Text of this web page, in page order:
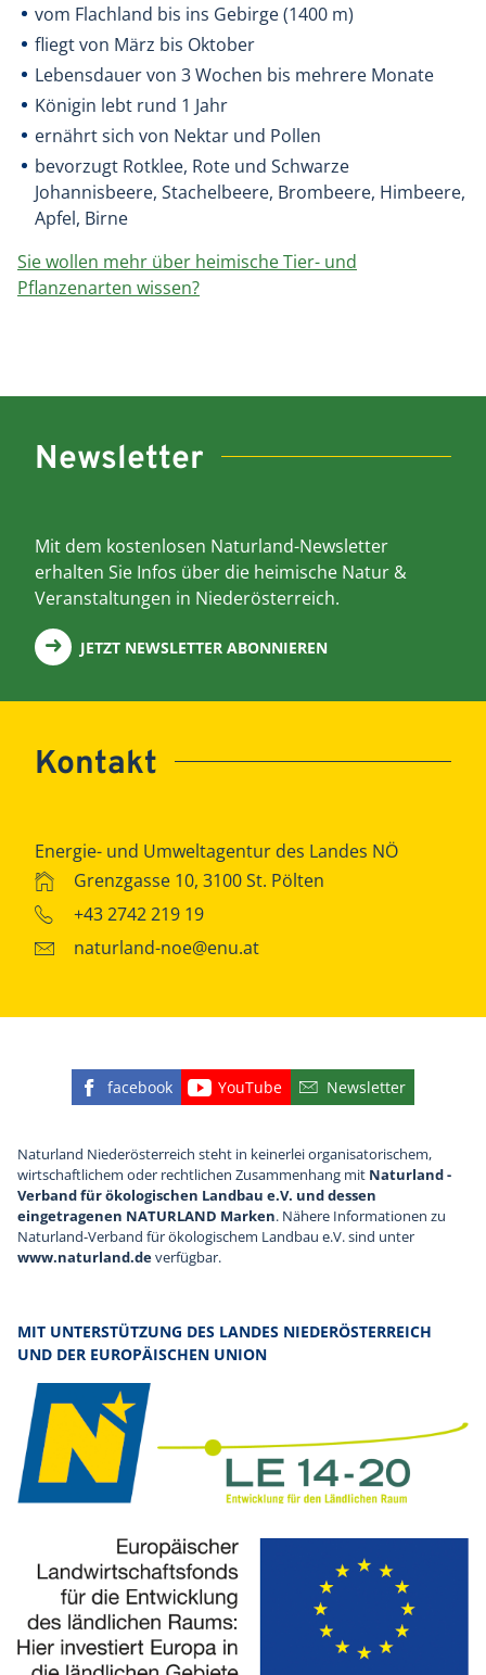
vom Flachland bis ins Gebirge (1400 m)
fliegt von März bis Oktober
Lebensdauer von 3 Wochen bis mehrere Monate
Königin lebt rund 1 Jahr
ernährt sich von Nektar und Pollen
bevorzugt Rotklee, Rote und Schwarze
Johannisbeere, Stachelbeere, Brombeere, Himbeere,
Apfel, Birne
Sie wollen mehr über heimische Tier- und
Pflanzenarten wissen?
Newsletter
Mit dem kostenlosen Naturland-Newsletter
erhalten Sie Infos über die heimische Natur &
Veranstaltungen in Niederösterreich.
JETZT NEWSLETTER ABONNIEREN
Kontakt
Energie- und Umweltagentur des Landes NÖ
Grenzgasse 10, 3100 St. Pölten
+43 2742 219 19
naturland-noe@enu.at
Finden Sie die eNu auf Facebook
facebook Besuchen Sie den
YouTube Abonnieren Sie
Newsletter
Naturland Niederösterreich steht in keinerlei organisatorischem,
wirtschaftlichem oder rechtlichen Zusammenhang mit Naturland -
Verband für ökologischen Landbau e.V. und dessen
eingetragenen NATURLAND Marken. Nähere Informationen zu
Naturland-Verband für ökologischem Landbau e.V. sind unter
www.naturland.deverfügbar.
MIT UNTERSTÜTZUNG DES LANDES NIEDERÖSTERREICH
UND DER EUROPÄISCHEN UNION